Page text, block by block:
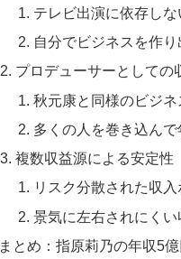
テレビ出演に依存し
自分でビジネスを作り
プロデューサーとしての
秋元康と同様のビジ
多くの人を巻き込ん
複数収益源による安定性
リスク分散された収
景気に左右されにくい
まとめ：指原莉乃の年収5